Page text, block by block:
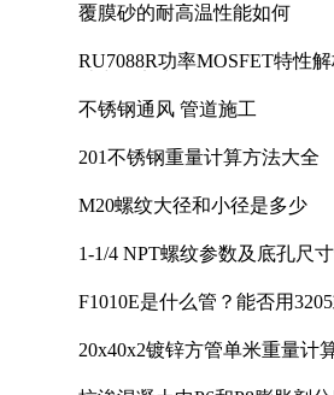
覆膜砂的耐高温性能如何
RU7088R功率MOSFET特性
不锈钢通风 管道施工
201不锈钢重量计算方法大全
M20螺纹大径和小径是多少
1-1/4 NPT螺纹参数及底孔尺
F1010E是什么管？能否用
20x40x2镀锌方管单米重量计